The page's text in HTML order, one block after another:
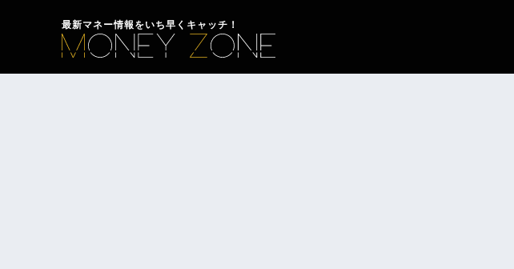
最新マネー情報をいち早くキャッチ！